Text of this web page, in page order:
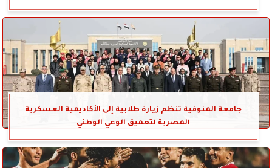
جامعة المنوفية تنظم زيارة طلابية إلى الأكاديمية العسكرية
المصرية لتعميق الوعي الوطني